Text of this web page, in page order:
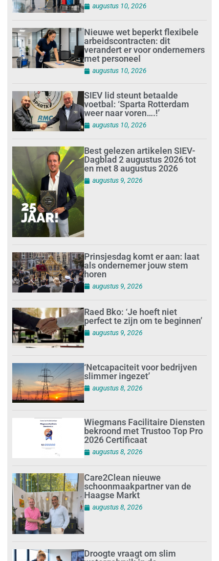
augustus 10, 2026
Nieuwe wet beperkt flexibele
arbeidscontracten: dit
verandert er voor ondernemers
met personeel
augustus 10, 2026
SIEV lid steunt betaalde
voetbal: ‘Sparta Rotterdam
weer naar voren….!’
augustus 10, 2026
Best gelezen artikelen SIEV-
Dagblad 2 augustus 2026 tot
en met 8 augustus 2026
augustus 9, 2026
Prinsjesdag komt er aan: laat
als ondernemer jouw stem
horen
augustus 9, 2026
Raed Bko: ‘Je hoeft niet
perfect te zijn om te beginnen’
augustus 9, 2026
‘Netcapaciteit voor bedrijven
slimmer ingezet’
augustus 8, 2026
Wiegmans Facilitaire Diensten
bekroond met Trustoo Top Pro
2026 Certificaat
augustus 8, 2026
Care2Clean nieuwe
schoonmaakpartner van de
Haagse Markt
augustus 8, 2026
Droogte vraagt om slim